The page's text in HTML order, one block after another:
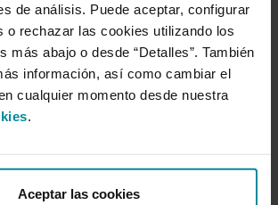
de análisis. Puede aceptar, configurar
o rechazar las cookies utilizando los
más abajo o desde “Detalles”. También
información, así como cambiar el
cualquier momento desde nuestra
.
Aceptar las cookies
Vocal
Dña. Ana Núñez Álvarez
Vocal
D. Luis Francisco
Fernández-Revuelta Pérez
D. Antonio de Parellada Durán
Vocal